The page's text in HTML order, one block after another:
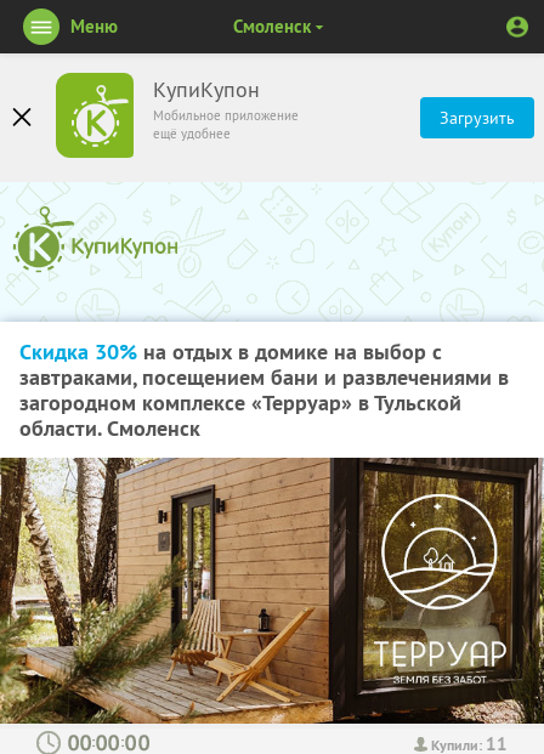
КупиКупон
Мобильное приложение
ещё удобнее
Загрузить
Меню Смоленск
Скидка 30% на отдых в домике на выбор с
завтраками, посещением бани и развлечениями в
загородном комплексе «Терруар» в Тульской
области. Смоленск
Купили: 11
: :